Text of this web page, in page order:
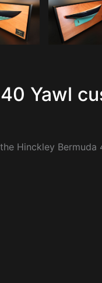
Yawl
Hinckley